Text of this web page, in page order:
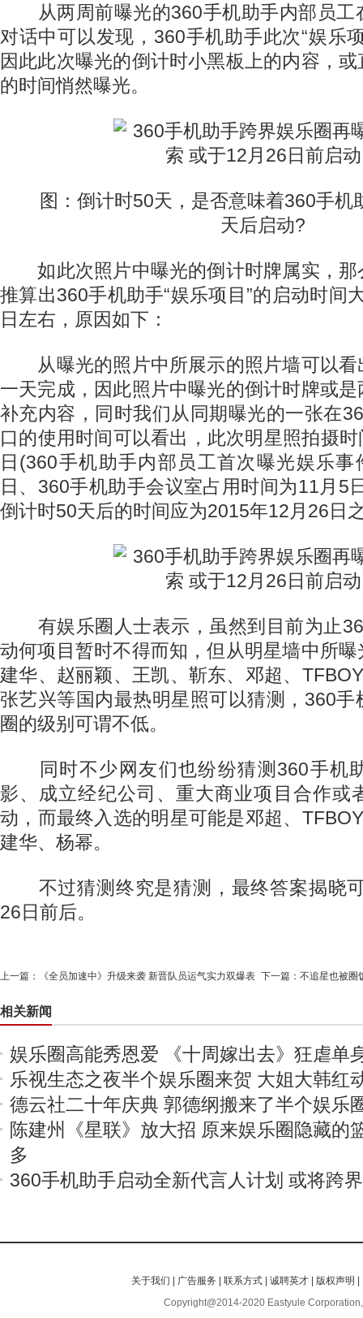
从两周前曝光的360手机助手内部员工
对话中可以发现，360手机助手此次“娱乐
因此此次曝光的倒计时小黑板上的内容，
的时间悄然曝光。
图：倒计时50天，是否意味着360手机
天后启动?
如此次照片中曝光的倒计时牌属实，那
推算出360手机助手“娱乐项目”的启动时间
日左右，原因如下：
从曝光的照片中所展示的照片墙可以看
一天完成，因此照片中曝光的倒计时牌或
补充内容，同时我们从同期曝光的一张在
口的使用时间可以看出，此次明星照拍摄
日(360手机助手内部员工首次曝光娱乐
日、360手机助手会议室占用时间为11月5
倒计时50天后的时间应为2015年12月26日
有娱乐圈人士表示，虽然到目前为止
动何项目暂时不得而知，但从明星墙中所
建华、赵丽颖、王凯、靳东、邓超、
张艺兴等国内最热明星照可以猜测，360
圈的级别可谓不低。
同时不少网友们也纷纷猜测360手机
影、成立经纪公司、重大商业项目合作或
动，而最终入选的明星可能是邓超、
建华、杨幂。
不过猜测终究是猜测，最终答案揭晓
26日前后。
上一篇： 《全员加速中》升级来袭 新晋队员运气实力双爆表 下一篇： 不追星也被圈
相关新闻
娱乐圈高能秀恩爱 《十周嫁出去》狂虐单
乐视生态之夜半个娱乐圈来贺 大姐大韩红
德云社二十年庆典 郭德纲搬来了半个娱乐
陈建州《星联》放大招 原来娱乐圈隐藏的
多
360手机助手启动全新代言人计划 或将跨
关于我们 | 广告服务 |联系方式 |诚聘英才 | 版权声明 |
Copyright@2014-2020 Eastyule